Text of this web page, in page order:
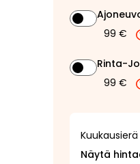
99 €
Rinta-
99 €
Kuukausierä
Näytä